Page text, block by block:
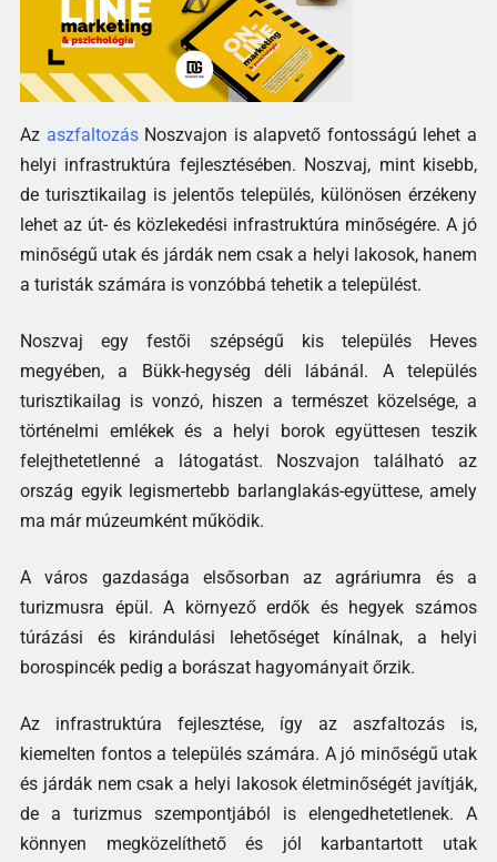
Az aszfaltozásNoszvajon is alapvető fontosságú lehet a
helyi infrastruktúra fejlesztésében. Noszvaj, mint kisebb,
de turisztikailag is jelentős település, különösen érzékeny
lehet az út- és közlekedési infrastruktúra minőségére. A jó
minőségű utak és járdák nem csak a helyi lakosok, hanem
a turisták számára is vonzóbbá tehetik a települést.
Noszvaj egy festői szépségű kis település Heves
megyében, a Bükk-hegység déli lábánál. A település
turisztikailag is vonzó, hiszen a természet közelsége, a
történelmi emlékek és a helyi borok együttesen teszik
felejthetetlenné a látogatást. Noszvajon található az
ország egyik legismertebb barlanglakás-együttese, amely
ma már múzeumként működik.
A város gazdasága elsősorban az agráriumra és a
turizmusra épül. A környező erdők és hegyek számos
túrázási és kirándulási lehetőséget kínálnak, a helyi
borospincék pedig a borászat hagyományait őrzik.
Az infrastruktúra fejlesztése, így az aszfaltozás is,
kiemelten fontos a település számára. A jó minőségű utak
és járdák nem csak a helyi lakosok életminőségét javítják,
de a turizmus szempontjából is elengedhetetlenek. A
könnyen megközelíthető és jól karbantartott utak